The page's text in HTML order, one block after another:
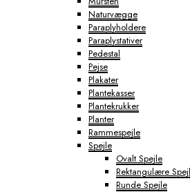
Naturvægge
Paraplyholdere
Paraplystativer
Pedestal
Pejse
Plakater
Plantekasser
Plantekrukker
Planter
Rammespejle
Spejle
Ovalt Spejle
Rektangulære
Runde Spejle